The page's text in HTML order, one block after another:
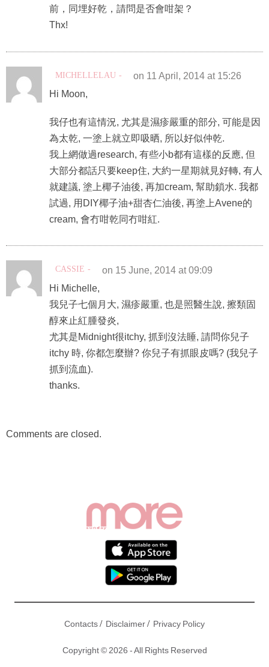
前，同埋好乾，請問是否會咁架？
Thx!
MICHELLELAU
on 11 April, 2014 at 15:26
Hi Moon,
我仔也有這情況, 尤其是濕疹嚴重的部分, 可能是因
為太乾, 一塗上就立即吸晒, 所以好似仲乾.
我上網做過research, 有些小b都有這樣的反應, 但
大部分都話只要keep住, 大約一星期就見好轉, 有人
就建議, 塗上椰子油後, 再加cream, 幫助鎖水. 我都
試過, 用DIY椰子油+甜杏仁油後, 再塗上Avene的
cream, 會冇咁乾同冇咁紅.
CASSIE
on 15 June, 2014 at 09:09
Hi Michelle,
我兒子七個月大, 濕疹嚴重, 也是照醫生說, 擦類固
醇來止紅腫發炎,
尤其是Midnight很itchy, 抓到沒法睡, 請問你兒子
itchy 時, 你都怎麼辦? 你兒子有抓眼皮嗎? (我兒子
抓到流血).
thanks.
Comments are closed.
Contacts / Disclaimer / Privacy Policy
Copyright © 2026 - All Rights Reserved